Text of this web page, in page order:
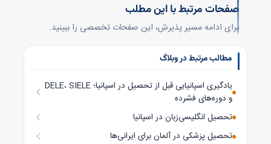
صفحات مرتبط با این مطلب
برای ادامه مسیر پذیرش، این صفحات تخصصی را ببینید.
مطالب مرتبط در وبلاگ
یادگیری اسپانیایی قبل از تحصیل در اسپانیا؛ DELE، SIELE
و دوره‌های فشرده
تحصیل انگلیسی‌زبان در اسپانیا
تحصیل پزشکی در آلمان برای ایرانی‌ها